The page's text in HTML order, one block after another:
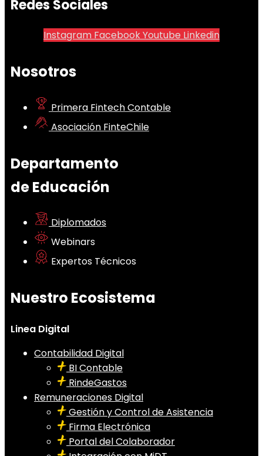
Redes Sociales
Instagram FacebookYoutube Linkedin
Nosotros
Primera Fintech Contable
Asociación FinteChile
Departamento
de Educación
Diplomados
Webinars
Expertos Técnicos
Nuestro Ecosistema
Linea Digital
Contabilidad Digital
BI Contable
RindeGastos
Remuneraciones Digital
Gestión y Control de Asistencia
Firma Electrónica
Portal del Colaborador